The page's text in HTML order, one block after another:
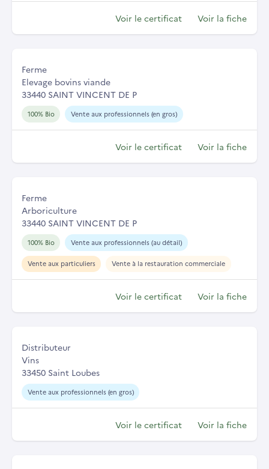
Voir le certificat Voir la fiche
Ferme
Elevage bovins viande
33440 SAINT VINCENT DE P
100% Bio Vente aux professionnels (en gros)
Voir le certificat Voir la fiche
Ferme
Arboriculture
33440 SAINT VINCENT DE P
100% Bio Vente aux professionnels (au détail)
Vente aux particuliers Vente à la restauration commerciale
Voir le certificat Voir la fiche
Distributeur
Vins
33450 Saint Loubes
Vente aux professionnels (en gros)
Voir le certificat Voir la fiche